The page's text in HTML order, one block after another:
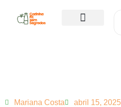
Mariana Costa abril 15, 2025